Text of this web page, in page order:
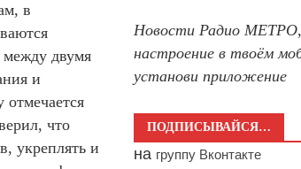
в
двумя
и
что
укреплять и
Новости Радио
настроение в твоём
установи приложение
ПОДПИСЫВАЙСЯ…
на группу Вконтакте